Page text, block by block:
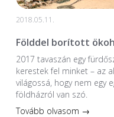
2018.05.11.
Földdel borított
2017 tavaszán egy
kerestek fel minket – az
világossá, hogy nem egy
földházról van szó.
Tovább olvasom →